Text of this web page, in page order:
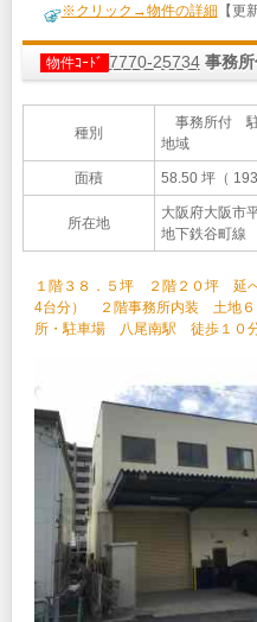
※クリック→物件の詳細 【更
物件ｺｰﾄﾞ 7770-25734 事務
種別
事務所付 駐
地域
面積 58.50 坪（
所在地
大阪府大阪市
地下鉄谷町線
１階３８．５坪 ２階２０坪 延
4台分） ２階事務所内装 土地６
所・駐車場 八尾南駅 徒歩１０